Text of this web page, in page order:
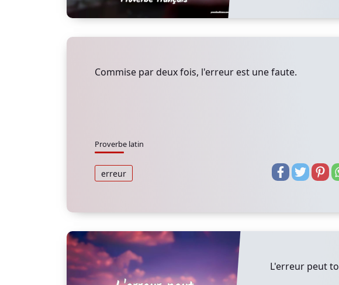
Commise par deux fois, l'erreur est une faute.
Proverbe latin
erreur
L'erreur peut